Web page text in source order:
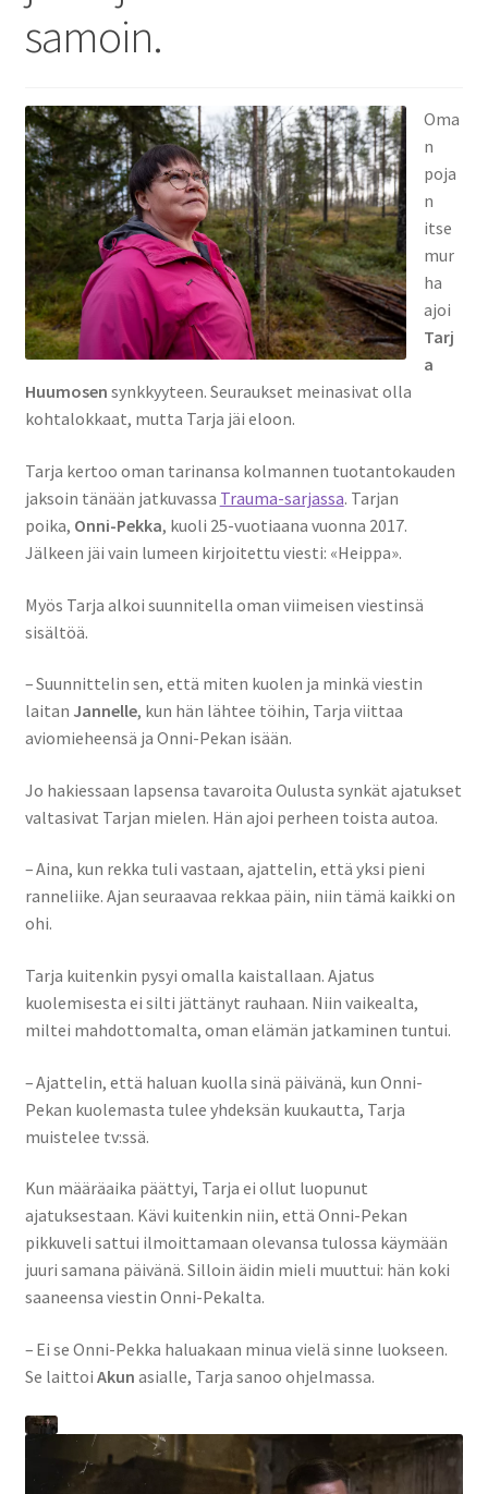
samoin.
Oma
n
poja
n
itse
mur
ha
ajoi
Tarj
a
Huumosen synkkyyteen. Seuraukset meinasivat olla
kohtalokkaat, mutta Tarja jäi eloon.
Tarja kertoo oman tarinansa kolmannen tuotantokauden
jaksoin tänään jatkuvassa Trauma-sarjassa. Tarjan
poika, Onni-Pekka, kuoli 25-vuotiaana vuonna 2017.
Jälkeen jäi vain lumeen kirjoitettu viesti: «Heippa».
Myös Tarja alkoi suunnitella oman viimeisen viestinsä
sisältöä.
– Suunnittelin sen, että miten kuolen ja minkä viestin
laitan Jannelle, kun hän lähtee töihin, Tarja viittaa
aviomieheensä ja Onni-Pekan isään.
Jo hakiessaan lapsensa tavaroita Oulusta synkät ajatukset
valtasivat Tarjan mielen. Hän ajoi perheen toista autoa.
– Aina, kun rekka tuli vastaan, ajattelin, että yksi pieni
ranneliike. Ajan seuraavaa rekkaa päin, niin tämä kaikki on
ohi.
Tarja kuitenkin pysyi omalla kaistallaan. Ajatus
kuolemisesta ei silti jättänyt rauhaan. Niin vaikealta,
miltei mahdottomalta, oman elämän jatkaminen tuntui.
– Ajattelin, että haluan kuolla sinä päivänä, kun Onni-
Pekan kuolemasta tulee yhdeksän kuukautta, Tarja
muistelee tv:ssä.
Kun määräaika päättyi, Tarja ei ollut luopunut
ajatuksestaan. Kävi kuitenkin niin, että Onni-Pekan
pikkuveli sattui ilmoittamaan olevansa tulossa käymään
juuri samana päivänä. Silloin äidin mieli muuttui: hän koki
saaneensa viestin Onni-Pekalta.
– Ei se Onni-Pekka haluakaan minua vielä sinne luokseen.
Se laittoi Akun asialle, Tarja sanoo ohjelmassa.